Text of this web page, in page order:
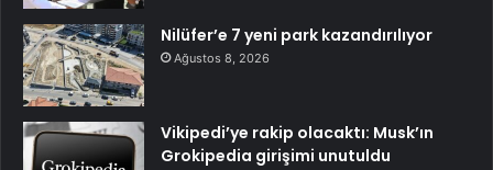
Nilüfer’e 7 yeni park kazandırılıyor
Ağustos 8, 2026
Vikipedi’ye rakip olacaktı: Musk’ın
Grokipedia girişimi unutuldu